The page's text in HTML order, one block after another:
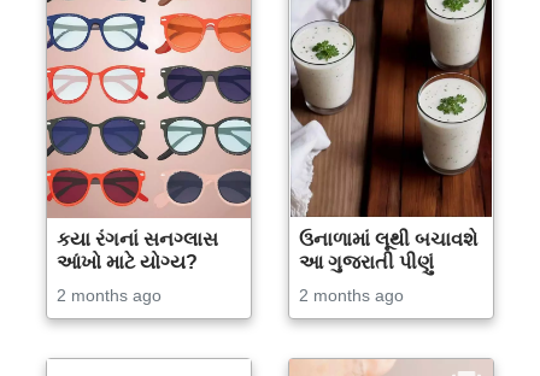
કયા રંગનાં સનગ્લાસ
આંખો માટે યોગ્ય?
2 months ago
ઉનાળામાં લૂથી બચાવશે
આ ગુજરાતી પીણું
2 months ago